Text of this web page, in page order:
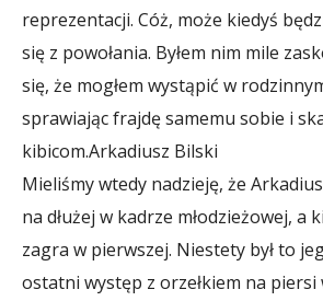
reprezentacji. Cóż, może kiedyś
się z powołania. Byłem nim mile
się, że mogłem wystąpić w
sprawiając frajdę samemu sobie i
kibicom.Arkadiusz Bilski
Mieliśmy wtedy nadzieję, że
na dłużej w kadrze młodzieżowej, a
zagra w pierwszej. Niestety był to
ostatni występ z orzełkiem na piersi